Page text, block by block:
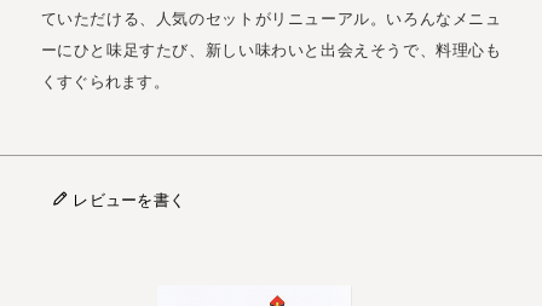
ていただける、人気のセットがリニューアル。いろんなメニュ
ーにひと味足すたび、新しい味わいと出会えそうで、料理心も
くすぐられます。
レビューを書く